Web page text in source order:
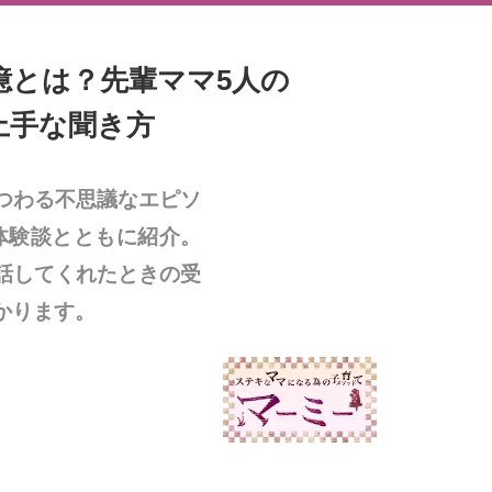
は？先輩ママ5人の
手な聞き方
わる不思議なエピソ
談とともに紹介。
してくれたときの受
ます。